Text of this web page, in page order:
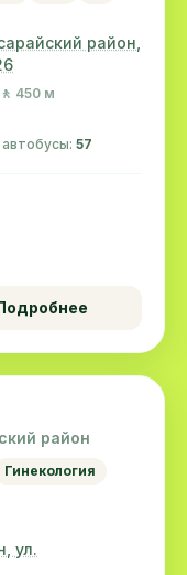
район,
🚶 450 м
автобусы: 57
район
Гинекология
ул.